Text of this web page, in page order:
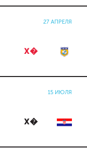
27 АПРЕЛЯ
Х�
15 ИЮЛЯ
Х�